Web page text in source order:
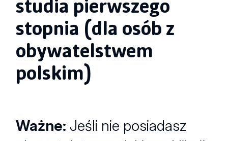
stopnia (dla osób z
obywatelstwem
polskim)
Ważne: Jeśli nie posiadasz